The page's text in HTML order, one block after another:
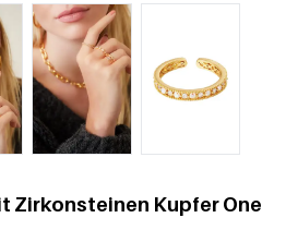
Zirkonsteinen Kupfer One